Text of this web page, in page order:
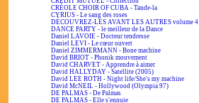
CRÉOLE CHOIR OF CUBA - Tande-la
CYRIUS - Le sang des roses
DÉCOUVREZ-LES AVANT LES AUTRES volume 4
DANCE PARTY - le meilleur de la Dance
Daniel LAVOIE - Docteur tendresse
Daniel LEVI - Le cœur ouvert
Daniel ZIMMERMANN - Bone machine
David BRIOT - Phonik mouvement
David CHARVET - Apprendre à aimer
David HALLYDAY - Satellite (2005)
David LEE ROTH - Night life/She's my machine
David McNEIL - Hollywood (Olympia 97)
DE PALMAS - De Palmas
DE PALMAS - Elle s'ennuie